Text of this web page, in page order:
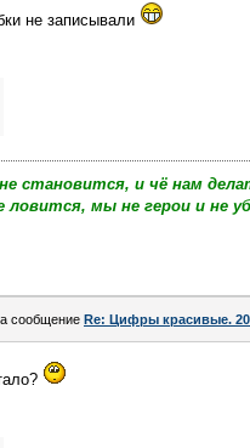
не записывали
становится, и чё нам
ловится, мы не герои и не
сообщение Re: Цифры красивые.